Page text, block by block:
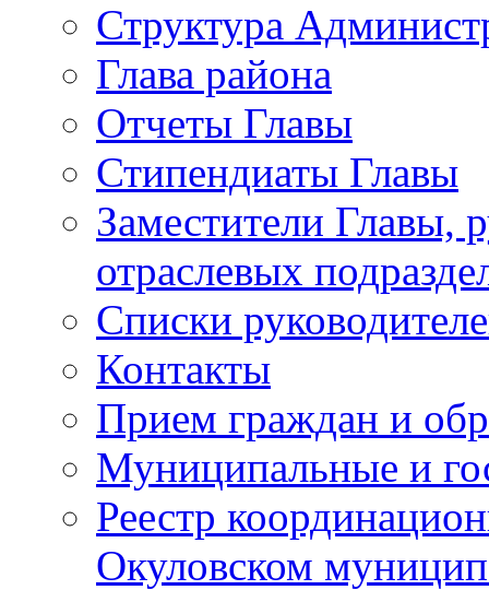
Структура
Глава района
Отчеты Главы
Стипендиаты Главы
Заместители Главы,
отраслевых
Списки
Контакты
Прием граждан и
Муниципальные и
Реестр
Окуловском